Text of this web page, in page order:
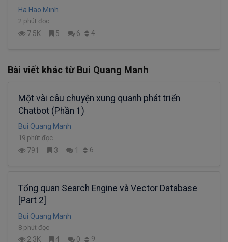
Ha Hao Minh
2 phút đọc
7.5K 5 6 4
Bài viết khác từ Bui Quang Manh
Một vài câu chuyện xung quanh phát triển
Chatbot (Phần 1)
Bui Quang Manh
19 phút đọc
791 3 1 6
Tổng quan Search Engine và Vector Database
[Part 2]
Bui Quang Manh
8 phút đọc
2.3K 4 0 9